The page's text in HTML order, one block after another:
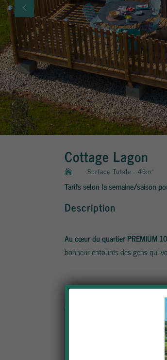
Cottage Lagon
 Surface Totale : 45m²
Tarifs selon la semaine/saison
Description
Au cœur du quartier PREMIUM
bonheur entourés des gens qui
Profitez de votre aventure
directement dans votre cabane
: